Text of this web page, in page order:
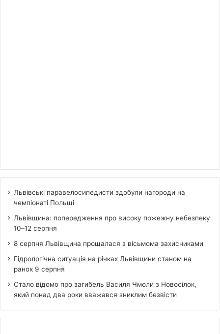
Львівські паравелосипедисти здобули нагороди на
чемпіонаті Польщі
Львівщина: попередження про високу пожежну небезпеку
10–12 серпня
8 серпня Львівщина прощалася з вісьмома захисниками
Гідрологічна ситуація на річках Львівщини станом на
ранок 9 серпня
Стало відомо про загибель Василя Чмоли з Новосілок,
який понад два роки вважався зниклим безвісти